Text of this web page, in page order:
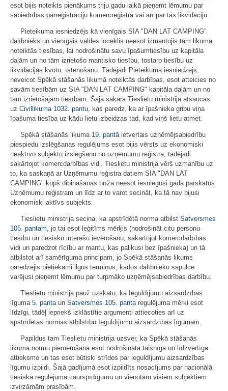
esot bijis noteikts pienākums triju gadu laikā pieņemt lēmumu par
sabiedrības pārreģistrāciju komercreģistrā vai arī par tās likvidāciju.
Pieteikuma iesniedzējs kā vienīgais SIA "DAN LAT CAMPING"
dalībnieks un vienīgais valdes loceklis neesot izmantojis tam likumā
noteiktās tiesības, lai nodrošinātu savu īpašumtiesību uz kapitāla
daļām un no tām izrietošo mantisko tiesību, tostarp tiesību uz
likvidācijas kvotu, īstenošanu. Tādējādi Pieteikuma iesniedzējs,
neveicot Spēkā stāšanās likumā noteiktās darbības, esot atteicies no
savām tiesībām uz SIA "DAN LAT CAMPING" kapitāla daļām un no
tām izrietošajām tiesībām. Šajā sakarā Tieslietu ministrija atsaucas
uz Civillikuma 1032. pantu , kas paredz, ka ar īpašnieka gribu viņa
īpašuma tiesība uz kādu lietu izbeidzas tad, kad viņš lietu atmet.
Spēkā stāšanās likuma 19. pantā ietvertais uzņēmējsabiedrību
piespiedu izslēgšanas regulējums esot bijis vērsts uz ekonomiski
neaktīvo subjektu izslēgšanu no uzņēmumu reģistra, tādējādi
sakārtojot komercdarbības vidi. Tieslietu ministrija vērš uzmanību uz
to, ka saskaņā ar Uzņēmumu reģistra datiem SIA "DAN LAT
CAMPING" kopš dibināšanas brīža neesot iesniegusi gada pārskatus
Uzņēmumu reģistram un līdz ar to varot secināt, ka tā nav bijusi
ekonomiski aktīvs subjekts.
Tieslietu ministrija secina, ka apstrīdētā norma atbilst Satversmes
105. pantam , jo tai esot leģitīms mērķis (nodrošināt citu personu
tiesību un tiesisko interešu ievērošanu, sakārtojot komercdarbības
vidi un paredzot rīcību ar mantu, kas palikusi bez īpašnieka) un tā
atbilstot arī samērīguma principam, jo Spēkā stāšanās likums
paredzējis pietiekami ilgus termiņus, kādos dalībnieku sapulce
varējusi pieņemt lēmumu par turpmāko uzņēmējsabiedrības darbību.
Tieslietu ministrija pauž uzskatu, ka Ieguldījumu aizsardzības
līguma 5. panta un Satversmes 105. panta regulējuma mērķi esot
līdzīgi, tādēļ iepriekš izklāstītie argumenti attiecoties arī uz
apstrīdētās normas atbilstību Ieguldījumu aizsardzības līgumam.
Papildus tam Tieslietu ministrija uzsver, ka Spēkā stāšanās
likuma normu piemērošanā esot nodrošināta taisnīga un līdzvērtīga
attieksme un tas esot būtiski strīdos par ieguldījumu aizsardzības
līgumu izpildi. Šajā gadījumā esot izpildīts nosacījums par nacionālā
tiesiskā regulējuma caurspīdīgumu un vienotām visiem subjektiem
izvirzāmām prasībām.